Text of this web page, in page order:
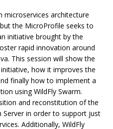
microservices architecture
the MicroProfile seeks to
initiative brought by the
rapid innovation around
This session will show the
how it improves the
finally how to implement a
using WildFly Swarm.
and reconstitution of the
Server in order to support just
Additionally, WildFly